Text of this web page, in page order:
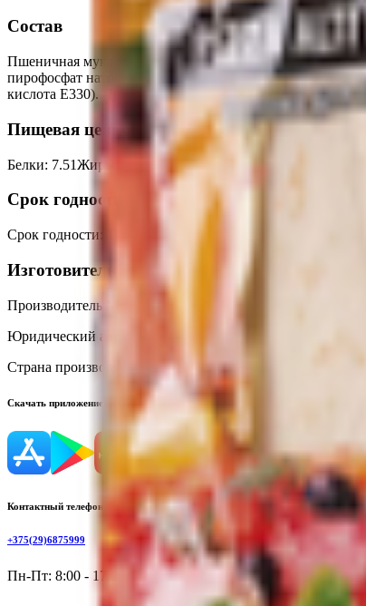
Состав
Пшеничная мука, вода, растительное масло (пальмовое,
пирофосфат натрия Е450 (IV), эмульгатор (моно- и
кислота Е330). Продукт содержит глютен, не содержит
Пищевая ценность на 100г
Белки: 7.51Жиры Углеводы:
Срок годности
Срок годности
Изготовитель
Производитель:
MUTLUKAL GIDA SAN. TIC. A. S.
Юридический адрес:
Organize Sanayi Bölgesi 6. Cad.
Страна производства:
Турция
Скачать приложение
Контактный телефон
+375(29)6875999
Пн-Пт: 8:00 - 17:00